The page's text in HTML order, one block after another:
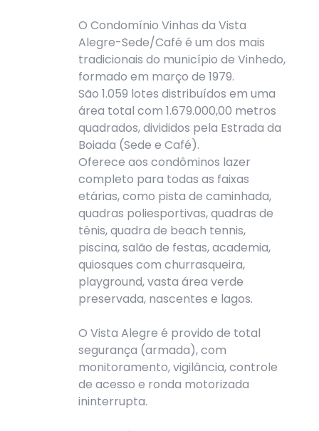
O Condomínio Vinhas da Vista
Alegre-Sede/Café é um dos mais
tradicionais do município de Vinhedo,
formado em março de 1979.
São 1.059 lotes distribuídos em uma
área total com 1.679.000,00 metros
quadrados, divididos pela Estrada da
Boiada (Sede e Café).
Oferece aos condôminos lazer
completo para todas as faixas
etárias, como pista de caminhada,
quadras poliesportivas, quadras de
tênis, quadra de beach tennis,
piscina, salão de festas, academia,
quiosques com churrasqueira,
playground, vasta área verde
preservada, nascentes e lagos.
O Vista Alegre é provido de total
segurança (armada), com
monitoramento, vigilância, controle
de acesso e ronda motorizada
ininterrupta.